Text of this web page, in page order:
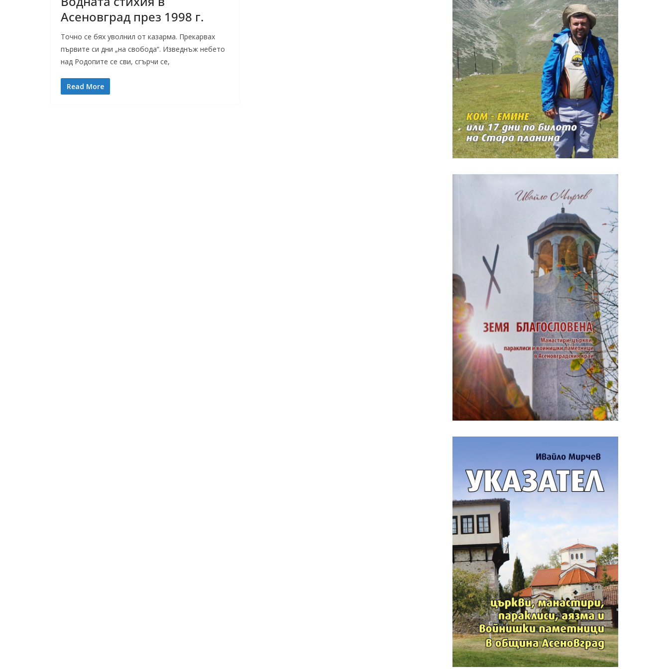
Асеновград през 1998 г.
Точно се бях уволнил от казарма. Прекарвах
първите си дни „на свобода“. Изведнъж небето
над Родопите се сви, сгърчи се,
Read More